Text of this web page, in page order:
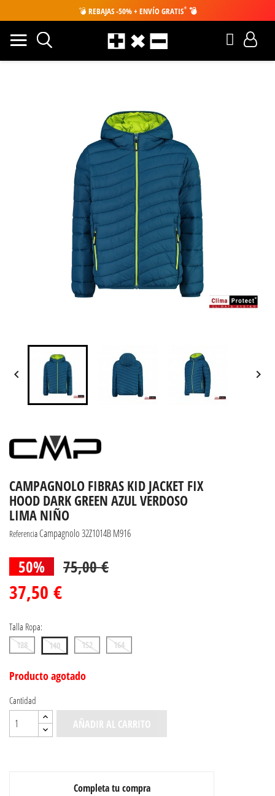
💣 REBAJAS -50% + ENVÍO GRATIS* 💣
 
CAMPAGNOLO FIBRAS KID JACKET FIX
HOOD DARK GREEN AZUL VERDOSO
LIMA NIÑO
Referencia Campagnolo 32Z1014B M916
50% 75,00 €
37,50 €
Talla Ropa:
128 140 152 164
Producto agotado
Cantidad
AÑADIR AL CARRITO
Completa tu compra